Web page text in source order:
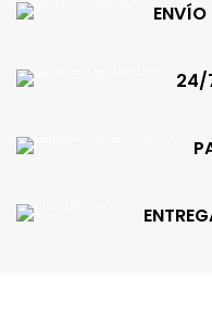
ENVÍO
24/